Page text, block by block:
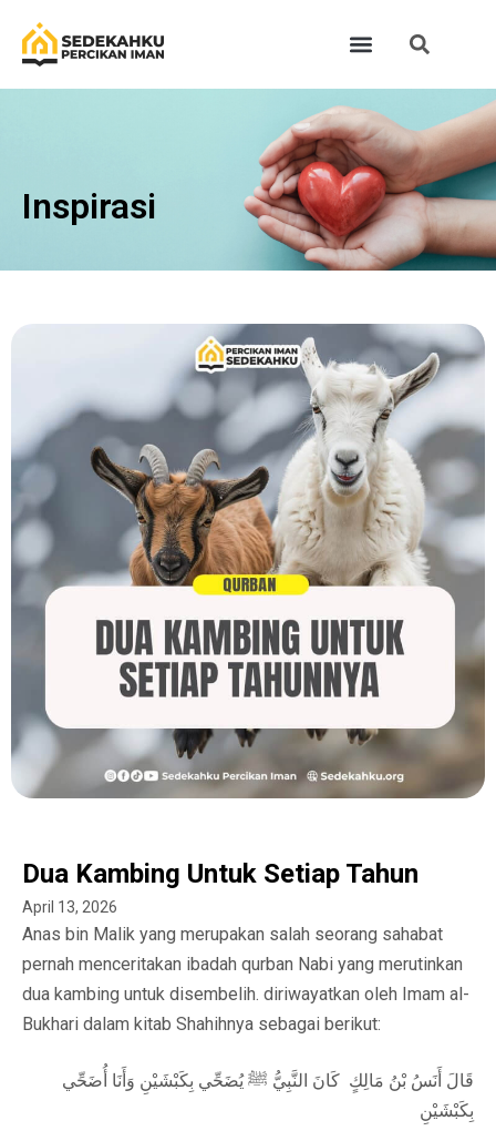
Inspirasi
Dua Kambing Untuk Setiap Tahun
April 13, 2026
Anas bin Malik yang merupakan salah seorang sahabat
pernah menceritakan ibadah qurban Nabi yang merutinkan
dua kambing untuk disembelih. diriwayatkan oleh Imam al-
Bukhari dalam kitab Shahihnya sebagai berikut:
قَالَ أَنَسُ بْنُ مَالِكٍ كَانَ النَّبِيُّ ﷺ يُضَحِّي بِكَبْشَيْنِ وَأَنَا أُضَحِّي
بِكَبْشَيْنِ